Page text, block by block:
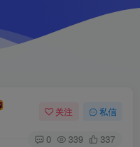
关注 私信
0 339 337